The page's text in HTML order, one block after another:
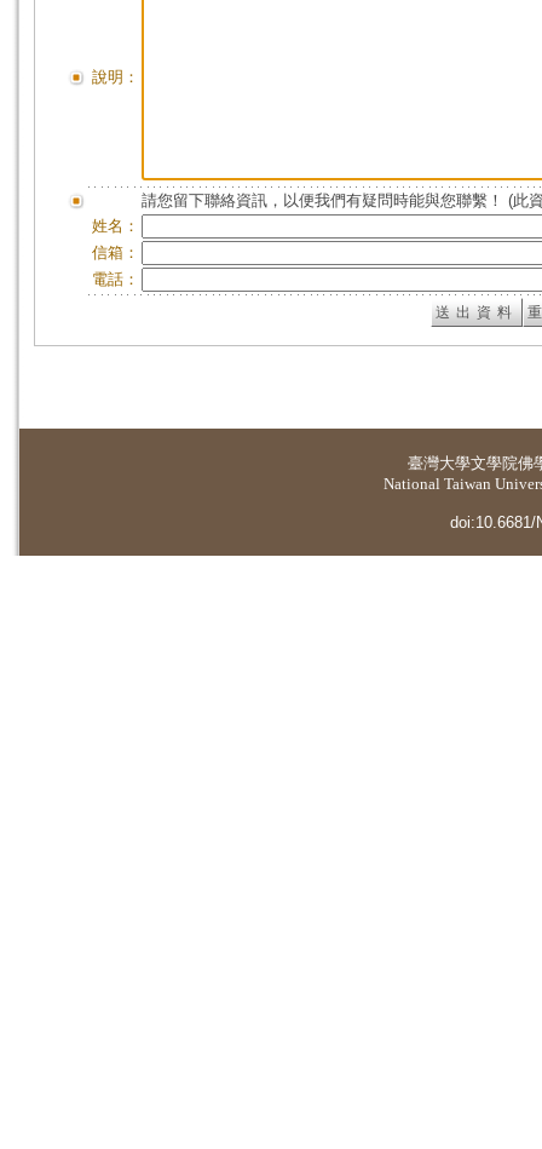
說明：
請您留下聯絡資訊，以便我們有疑問時能與您聯繫！ (此
姓名：
信箱：
電話：
臺灣大學文學院佛
National Taiwan
doi:10.6681/